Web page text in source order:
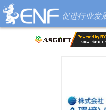
促进行业发